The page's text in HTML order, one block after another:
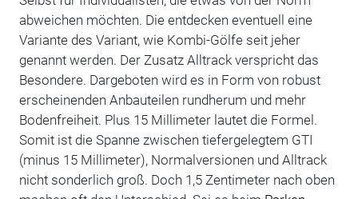
abweichen möchten. Die entdecken eventuell eine
Variante des Variant, wie Kombi-Gölfe seit jeher
genannt werden. Der Zusatz Alltrack verspricht das
Besondere. Dargeboten wird es in Form von robust
erscheinenden Anbauteilen rundherum und mehr
Bodenfreiheit. Plus 15 Millimeter lautet die Formel.
Somit ist die Spanne zwischen tiefergelegtem GTI
(minus 15 Millimeter), Normalversionen und Alltrack
nicht sonderlich groß. Doch 1,5 Zentimeter nach oben